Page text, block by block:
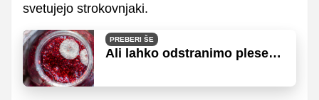
svetujejo strokovnjaki.
PREBERI ŠE
Ali lahko odstranimo plesen